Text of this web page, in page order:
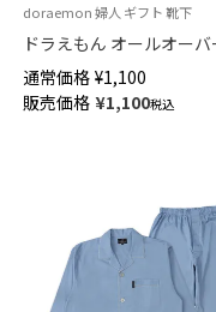
doraemon 婦人 ギフト 靴下
ドラえもん オールオーバ
ルー丈 カジュアル ソック
ディース 03297124
通常価格 ¥1,100
販売価格 ¥1,100税込